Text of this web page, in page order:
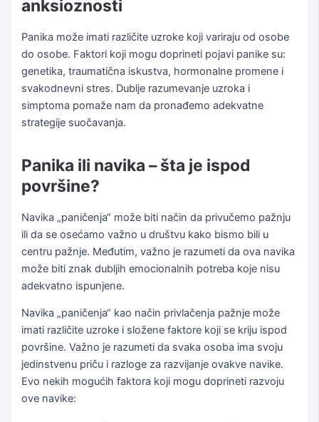
anksioznosti
Panika može imati različite uzroke koji variraju od osobe
do osobe. Faktori koji mogu doprineti pojavi panike su:
genetika, traumatična iskustva, hormonalne promene i
svakodnevni stres. Dublje razumevanje uzroka i
simptoma pomaže nam da pronađemo adekvatne
strategije suočavanja.
Panika ili navika – šta je ispod
površine?
Navika „paničenja“ može biti način da privučemo pažnju
ili da se osećamo važno u društvu kako bismo bili u
centru pažnje. Međutim, važno je razumeti da ova navika
može biti znak dubljih emocionalnih potreba koje nisu
adekvatno ispunjene.
Navika „paničenja“ kao način privlačenja pažnje može
imati različite uzroke i složene faktore koji se kriju ispod
površine. Važno je razumeti da svaka osoba ima svoju
jedinstvenu priču i razloge za razvijanje ovakve navike.
Evo nekih mogućih faktora koji mogu doprineti razvoju
ove navike: